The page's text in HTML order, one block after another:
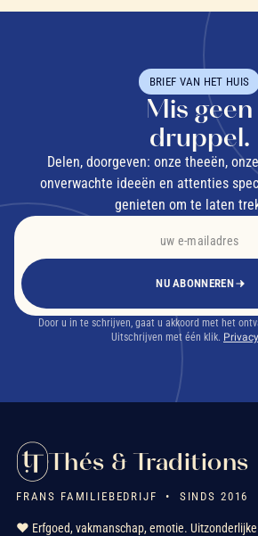
BRIEF VAN HET HUIS
Mis geen
druppel.
Delen, doorgeven: onze theeën,
onverwachte ideeën en attenties
genieten om te laten
NU ABONNEREN
Door u in te schrijven, gaat u akkoord met het
Uitschrijven met één klik.
Thés & Traditions
FRANS FAMILIEBEDRIJF • SINDS 2016
❤️ Erfgoed, vakmanschap, emotie.